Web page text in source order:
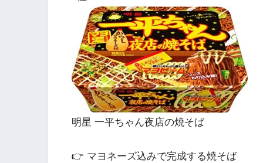
明星 一平ちゃん夜店の焼そば
👉 マヨネーズ込みで完成する焼そば